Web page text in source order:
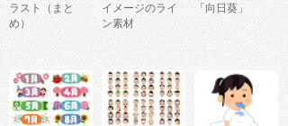
ラスト（まと
め）
イメージのライ
ン素材
「向日葵」